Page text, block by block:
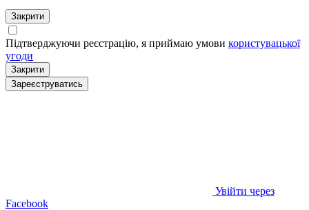
Закрити
Підтверджуючи реєстрацію, я приймаю умови користувацької
угоди
Закрити
Зареєструватись
Увійти через
Facebook